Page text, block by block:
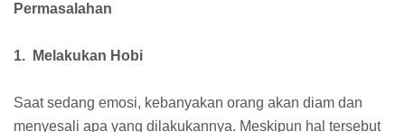
Permasalahan
1. Melakukan Hobi
Saat sedang emosi, kebanyakan orang akan diam dan
menyesali apa yang dilakukannya. Meskipun hal tersebut